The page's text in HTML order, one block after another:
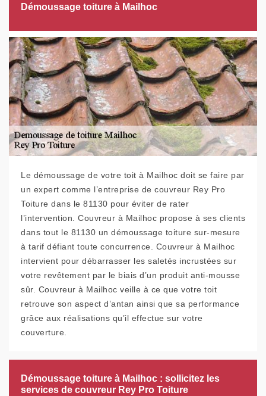
Démoussage toiture à Mailhoc
Le démoussage de votre toit à Mailhoc doit se faire par
un expert comme l’entreprise de couvreur Rey Pro
Toiture dans le 81130 pour éviter de rater
l’intervention. Couvreur à Mailhoc propose à ses clients
dans tout le 81130 un démoussage toiture sur-mesure
à tarif défiant toute concurrence. Couvreur à Mailhoc
intervient pour débarrasser les saletés incrustées sur
votre revêtement par le biais d’un produit anti-mousse
sûr. Couvreur à Mailhoc veille à ce que votre toit
retrouve son aspect d’antan ainsi que sa performance
grâce aux réalisations qu’il effectue sur votre
couverture.
Démoussage toiture à Mailhoc : sollicitez les
services de couvreur Rey Pro Toiture